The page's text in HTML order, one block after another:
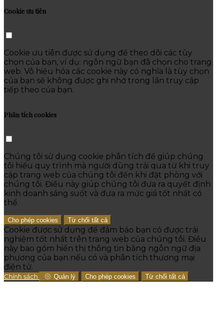
Cookie ưu tiên
Cookie ưu tiên được sử dụng để theo dõi các tùy
chọn của bạn, ví dụ: ngôn ngữ bạn đã chọn cho trang
web. Vô hiệu hóa các cookie này có nghĩa là tùy chọn
của bạn sẽ không được ghi nhớ trong lần truy cập
tiếp theo của bạn.
Phân tích cookies
Chúng tôi sử dụng cookie phân tích để giúp chúng
tôi hiểu quy trình mà người dùng trải qua từ khi truy
cập trang web của chúng tôi đến khi đặt phòng với
chúng tôi. Điều này giúp chúng tôi đưa ra quyết định
kinh doanh sáng suốt và đưa ra mức giá tốt nhất có
thể.
Cho phép cookies Từ chối tất cả
Cookie được sử dụng để đảm bảo bạn có được trải
nghiệm tốt nhất trên trang web của chúng tôi. Điều
này bao gồm hiển thị thông tin bằng ngôn ngữ địa
phương của bạn nếu có và phân tích thương mại
điện tử.
Chính sách Quản lý Cho phép cookies Từ chối tất cả